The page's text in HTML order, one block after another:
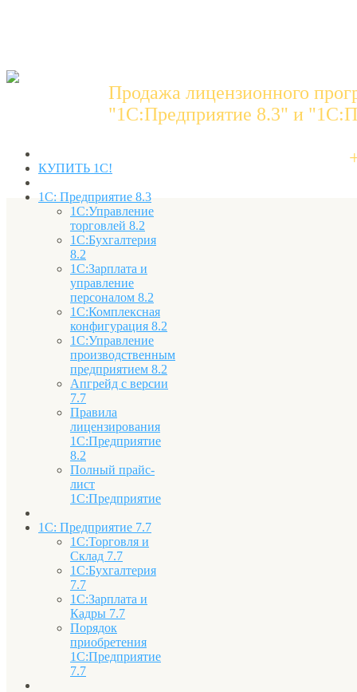
Продажа лицензионного
"1C:Предприятие 8.3" и
КУПИТЬ 1С!
1С: Предприятие 8.3
1С:Управление
торговлей 8.2
1С:Бухгалтерия
8.2
1С:Зарплата и
управление
персоналом 8.2
1С:Комплексная
конфигурация 8.2
1С:Управление
производственным
предприятием 8.2
Апгрейд с версии
7.7
Правила
лицензирования
1С:Предприятие
8.2
Полный прайс-
лист
1С:Предприятие
1С: Предприятие 7.7
1С:Торговля и
Склад 7.7
1С:Бухгалтерия
7.7
1С:Зарплата и
Кадры 7.7
Порядок
приобретения
1С:Предприятие
7.7